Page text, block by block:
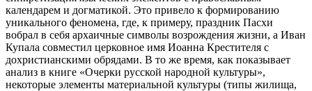
календарем и догматикой. Это привело к формированию
уникального феномена, где, к примеру, праздник Пасхи
вобрал в себя архаичные символы возрождения жизни, а Иван
Купала совместил церковное имя Иоанна Крестителя с
дохристианскими обрядами. В то же время, как показывает
анализ в книге «Очерки русской народной культуры»,
некоторые элементы материальной культуры (типы жилища,